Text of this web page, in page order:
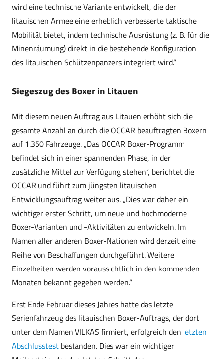
wird eine technische Variante entwickelt, die der
litauischen Armee eine erheblich verbesserte taktische
Mobilität bietet, indem technische Ausrüstung (z. B. für die
Minenräumung) direkt in die bestehende Konfiguration
des litauischen Schützenpanzers integriert wird.“
Siegeszug des Boxer in Litauen
Mit diesem neuen Auftrag aus Litauen erhöht sich die
gesamte Anzahl an durch die OCCAR beauftragten Boxern
auf 1.350 Fahrzeuge. „Das OCCAR Boxer-Programm
befindet sich in einer spannenden Phase, in der
zusätzliche Mittel zur Verfügung stehen“, berichtet die
OCCAR und führt zum jüngsten litauischen
Entwicklungsauftrag weiter aus. „Dies war daher ein
wichtiger erster Schritt, um neue und hochmoderne
Boxer-Varianten und -Aktivitäten zu entwickeln. Im
Namen aller anderen Boxer-Nationen wird derzeit eine
Reihe von Beschaffungen durchgeführt. Weitere
Einzelheiten werden voraussichtlich in den kommenden
Monaten bekannt gegeben werden.“
Erst Ende Februar dieses Jahres hatte das letzte
Serienfahrzeug des litauischen Boxer-Auftrags, der dort
unter dem Namen VILKAS firmiert, erfolgreich den letzten
Abschlusstest bestanden. Dies war ein wichtiger